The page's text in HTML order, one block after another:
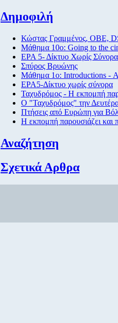
Δημοφιλή
Κώστας Γραμμένος, ΟΒΕ,
Μάθημα 10ο: Going to the
ΕΡΑ 5- Δίκτυο Χωρίς Σύνορα
Σπύρος Βρυώνης
Μάθημα 1ο: Introductions -
ΕΡΑ5-Δίκτυο χωρίς σύνορα
Ταχυδρόμος - Η εκπομπή
Ο "Ταχυδρόμος" την
Πτήσεις από Eυρώπη για
Η εκπομπή παρουσιάζει και
Αναζήτηση
Σχετικά Αρθρα